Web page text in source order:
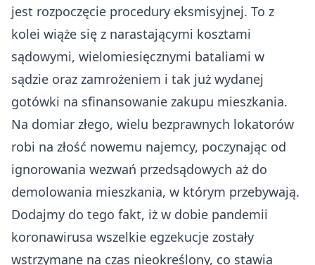
jest rozpoczęcie procedury eksmisyjnej. To z
kolei wiąże się z narastającymi kosztami
sądowymi, wielomiesięcznymi bataliami w
sądzie oraz zamrożeniem i tak już wydanej
gotówki na sfinansowanie zakupu mieszkania.
Na domiar złego, wielu bezprawnych lokatorów
robi na złość nowemu najemcy, poczynając od
ignorowania wezwań przedsądowych aż do
demolowania mieszkania, w którym przebywają.
Dodajmy do tego fakt, iż w dobie pandemii
koronawirusa wszelkie egzekucje zostały
wstrzymane na czas nieokreślony, co stawia